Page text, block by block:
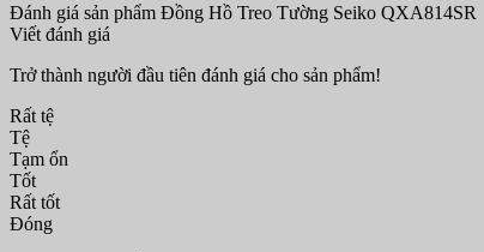
Đánh giá sản phẩm Đồng Hồ Treo Tường Seiko QXA814SR
Viết đánh giá
Trở thành người đầu tiên đánh giá cho sản phẩm!
Rất tệ
Tệ
Tạm ổn
Tốt
Rất tốt
Đóng